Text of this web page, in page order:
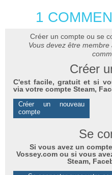
1
Créer un compte ou se
Vous devez être
Créer
C'est facile, gratuit et si
via votre compte Steam,
Créer un nouveau
compte
Se
Si vous avez un
Vossey.com ou si vous
Steam,